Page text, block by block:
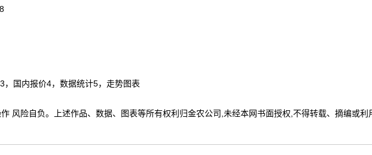
国内报价4，数据统计5，走势图表
风险自负。上述作品、数据、图表等所有权利归金农公司,未经本网书面授权,不得转载、摘编或利